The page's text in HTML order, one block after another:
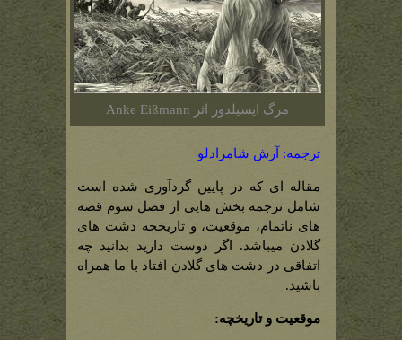
مرگ ایسیلدور اثر Anke Eißmann
ترجمه: آرش شامرادلو
مقاله ای که در پایین گردآوری شده است
شامل ترجمه بخش هایی از فصل سوم قصه
های ناتمام، موقعیت، و تاریخچه دشت های
گلادن میباشد. اگر دوست دارید بدانید چه
اتفاقی در دشت های گلادن افتاد با ما همراه
باشید.
موقعیت و تاریخچه: